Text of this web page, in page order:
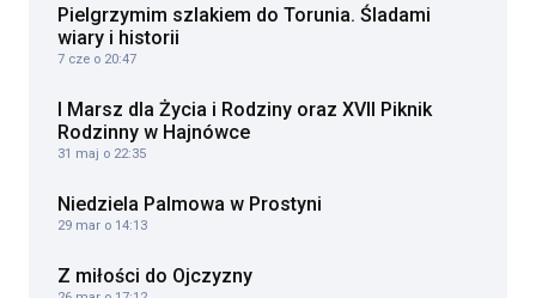
Pielgrzymim szlakiem do Torunia. Śladami
wiary i historii
7 cze o 20:47
I Marsz dla Życia i Rodziny oraz XVII Piknik
Rodzinny w Hajnówce
31 maj o 22:35
Niedziela Palmowa w Prostyni
29 mar o 14:13
Z miłości do Ojczyzny